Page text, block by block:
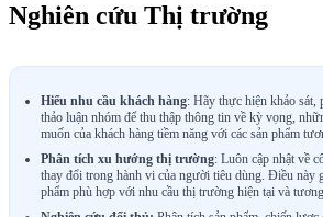
Nghiên cứu Thị trường
Hiểu nhu cầu khách hàng: Hãy thực hiện khảo sát,
thảo luận nhóm để thu thập thông tin về kỳ vọng,
muốn của khách hàng tiềm năng với các sản phẩm
Phân tích xu hướng thị trường: Luôn cập nhật về
thay đổi trong hành vi của người tiêu dùng. Điều này
phẩm phù hợp với nhu cầu thị trường hiện tại và